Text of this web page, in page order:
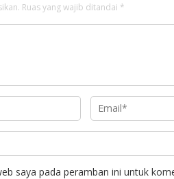
Ruas yang wajib ditandai *
saya pada peramban ini untuk